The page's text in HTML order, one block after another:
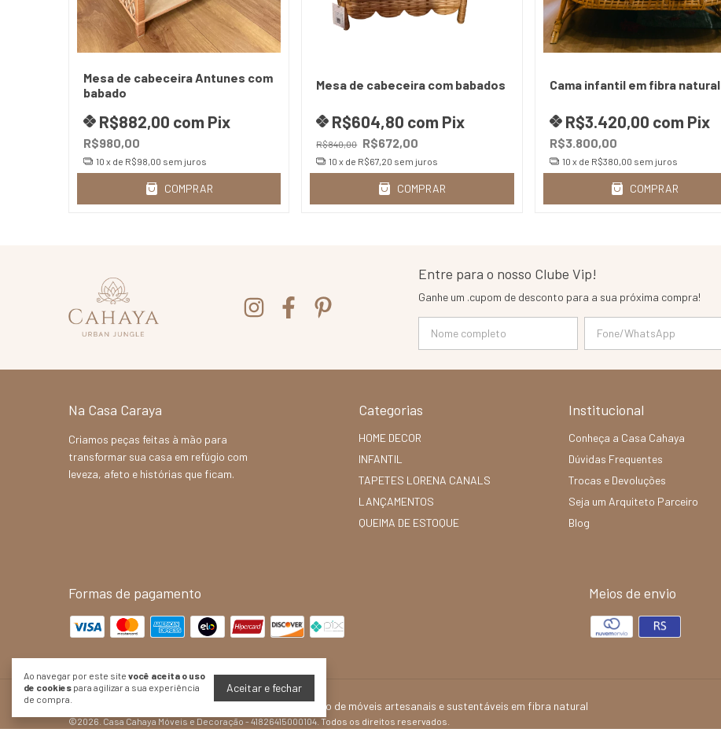
Ao navegar por este site você aceita o uso
de cookies para agilizar a sua experiência
de compra.
Aceitar e fechar
Mesa de cabeceira Antunes com
babado
R$980,00
R$882,00 com Pix
10 x de R$98,00 sem juros
COMPRAR
Mesa de cabeceira com babados
R$840,00 R$672,00
R$604,80 com Pix
10 x de R$67,20 sem juros
COMPRAR
Cama infantil em fibra natural
R$3.800,00
R$3.420,00 com Pix
10 x de R$380,00 sem juros
COMPRAR
Entre para o nosso Clube Vip!
Ganhe um .cupom de desconto para a sua próxima compra!
Na Casa Caraya
Criamos peças feitas à mão para
transformar sua casa em refúgio com
leveza, afeto e histórias que ficam.
Categorias
HOME DECOR
INFANTIL
TAPETES LORENA CANALS
LANÇAMENTOS
QUEIMA DE ESTOQUE
Institucional
Conheça a Casa Cahaya
Dúvidas Frequentes
Trocas e Devoluções
Seja um Arquiteto Parceiro
Blog
Formas de pagamento Meios de envio
Cabeceira em fibra natural - CASA CAHAYA - Produção de móveis artesanais e sustentáveis em fibra natural
©2026. Casa Cahaya Móveis e Decoração - 41826415000104. Todos os direitos reservados.